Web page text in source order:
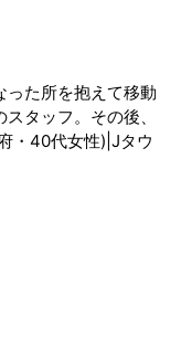
った所を抱えて移動
タッフ。その後、
・40代女性)|Jタウ